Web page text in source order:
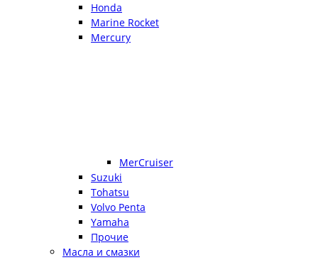
Honda
Marine Rocket
Mercury
MerCruiser
Suzuki
Tohatsu
Volvo Penta
Yamaha
Прочие
Масла и смазки